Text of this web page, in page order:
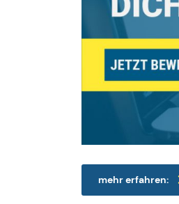
mehr erfahren: